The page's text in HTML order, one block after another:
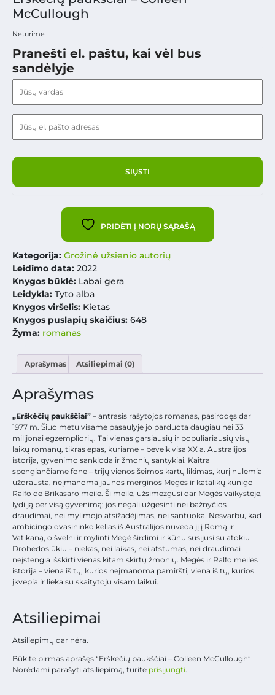
McCullough
Neturime
Pranešti el. paštu, kai vėl bus
sandėlyje
PRIDĖTI Į NORŲ SĄRAŠĄ
Kategorija: Grožinė užsienio autorių
Leidimo data: 2022
Knygos būklė: Labai gera
Leidykla: Tyto alba
Knygos viršelis: Kietas
Knygos puslapių skaičius: 648
Žyma: romanas
Aprašymas Atsiliepimai (0)
Aprašymas
„Erškėčių paukščiai” – antrasis rašytojos romanas, pasirodęs dar
1977 m. Šiuo metu visame pasaulyje jo parduota daugiau nei 33
milijonai egzempliorių. Tai vienas garsiausių ir populiariausių visų
laikų romanų, tikras epas, kuriame – beveik visa XX a. Australijos
istorija, gyvenimo sankloda ir žmonių santykiai. Kaitra
spengiančiame fone – trijų vienos šeimos kartų likimas, kurį nulemia
uždrausta, neįmanoma jaunos merginos Megės ir katalikų kunigo
Ralfo de Brikasaro meilė. Ši meilė, užsimezgusi dar Megės vaikystėje,
lydi ją per visą gyvenimą; jos negali užgesinti nei bažnyčios
draudimai, nei mylimojo atsižadėjimas, nei santuoka. Nesvarbu, kad
ambicingo dvasininko kelias iš Australijos nuveda jį į Romą ir
Vatikaną, o švelni ir mylinti Megė širdimi ir kūnu susijusi su atokiu
Drohedos ūkiu – niekas, nei laikas, nei atstumas, nei draudimai
neįstengia išskirti vienas kitam skirtų žmonių. Megės ir Ralfo meilės
istorija – viena iš tų, kurios neįmanoma pamiršti, viena iš tų, kurios
įkvepia ir lieka su skaitytoju visam laikui.
Atsiliepimai
Atsiliepimų dar nėra.
Būkite pirmas aprašęs “Erškėčių paukščiai – Colleen McCullough”
Norėdami parašyti atsiliepimą, turite prisijungti.